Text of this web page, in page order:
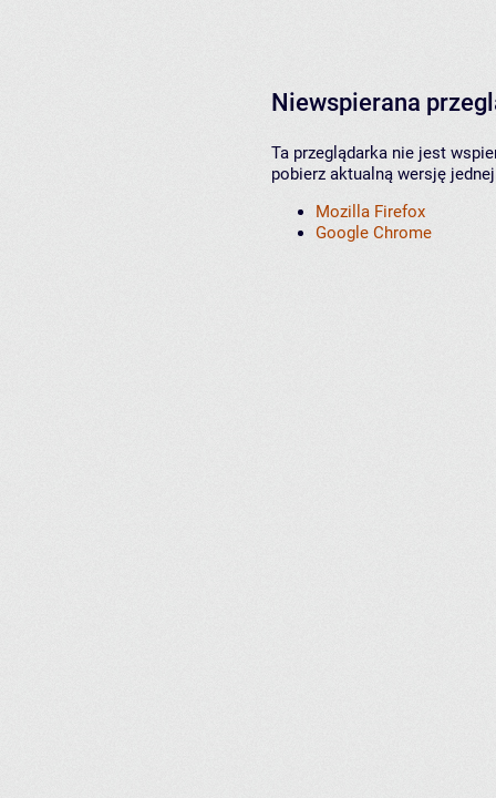
Niewspierana
Ta przeglądarka nie jest
pobierz aktualną wersję
Mozilla Firefox
Google Chrome